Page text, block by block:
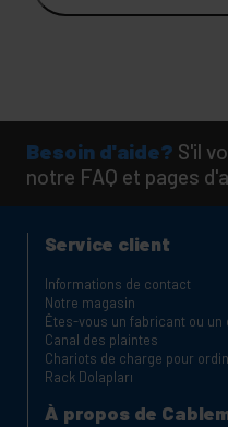
Besoin d'aide? S'il
notre FAQ et pages
Service client
Informations de contact
Notre magasin
Êtes-vous un fabricant ou un
Canal des plaintes
Chariots de charge pour
Rack Dolapları
À propos de